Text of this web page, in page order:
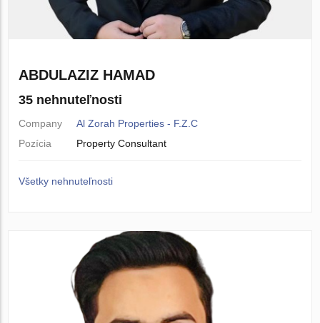
ABDULAZIZ HAMAD
35 nehnuteľnosti
Company
Al Zorah Properties - F.Z.C
Pozícia
Property Consultant
Všetky nehnuteľnosti